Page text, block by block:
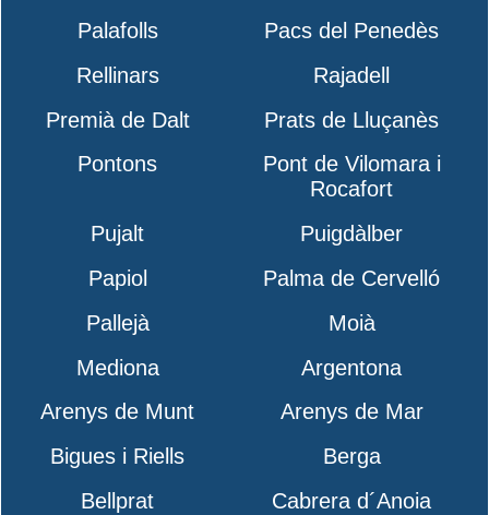
Palafolls
Pacs del Penedès
Rellinars
Rajadell
Premià de Dalt
Prats de Lluçanès
Pontons
Pont de Vilomara i
Rocafort
Pujalt
Puigdàlber
Papiol
Palma de Cervelló
Pallejà
Moià
Mediona
Argentona
Arenys de Munt
Arenys de Mar
Bigues i Riells
Berga
Bellprat
Cabrera d´Anoia